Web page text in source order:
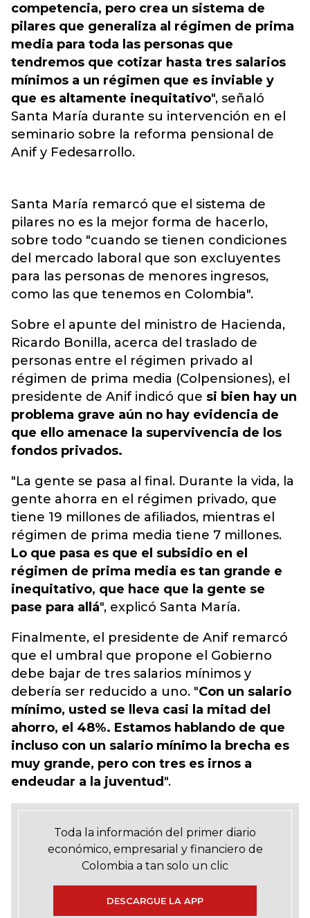
competencia, pero crea un sistema de
pilares que generaliza al régimen de prima
media para toda las personas que
tendremos que cotizar hasta tres salarios
mínimos a un régimen que es inviable y
que es altamente inequitativo", señaló
Santa María durante su intervención en el
seminario sobre la reforma pensional de
Anif y Fedesarrollo.
Santa María remarcó que el sistema de
pilares no es la mejor forma de hacerlo,
sobre todo "cuando se tienen condiciones
del mercado laboral que son excluyentes
para las personas de menores ingresos,
como las que tenemos en Colombia".
Sobre el apunte del ministro de Hacienda,
Ricardo Bonilla, acerca del traslado de
personas entre el régimen privado al
régimen de prima media (Colpensiones), el
presidente de Anif indicó que si bien hay un
problema grave aún no hay evidencia de
que ello amenace la supervivencia de los
fondos privados.
"La gente se pasa al final. Durante la vida, la
gente ahorra en el régimen privado, que
tiene 19 millones de afiliados, mientras el
régimen de prima media tiene 7 millones.
Lo que pasa es que el subsidio en el
régimen de prima media es tan grande e
inequitativo, que hace que la gente se
pase para allá", explicó Santa María.
Finalmente, el presidente de Anif remarcó
que el umbral que propone el Gobierno
debe bajar de tres salarios mínimos y
debería ser reducido a uno. "Con un salario
mínimo, usted se lleva casi la mitad del
ahorro, el 48%. Estamos hablando de que
incluso con un salario mínimo la brecha es
muy grande, pero con tres es irnos a
endeudar a la juventud ".
Toda la información del primer diario
económico, empresarial y financiero de
Colombia a tan solo un clic
DESCARGUE LA APP